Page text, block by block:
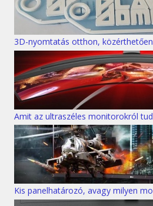
3D-nyomtatás otthon, közérthetően
Amit az ultraszéles monitorokról
Kis panelhatározó, avagy milyen